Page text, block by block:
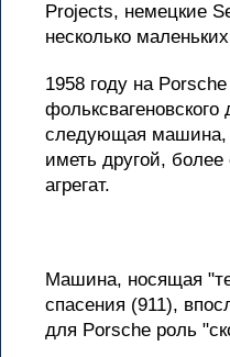
Projects, немецкие
несколько
1958 году на
следующая машина,
иметь другой,
агрегат.
Машина, носящая
спасения (911),
для Porsche роль